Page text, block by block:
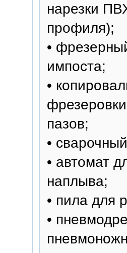
нарезки
профиля);
•
импоста;
•
пазов;
•
• автомат
наплыва;
• пила для
•